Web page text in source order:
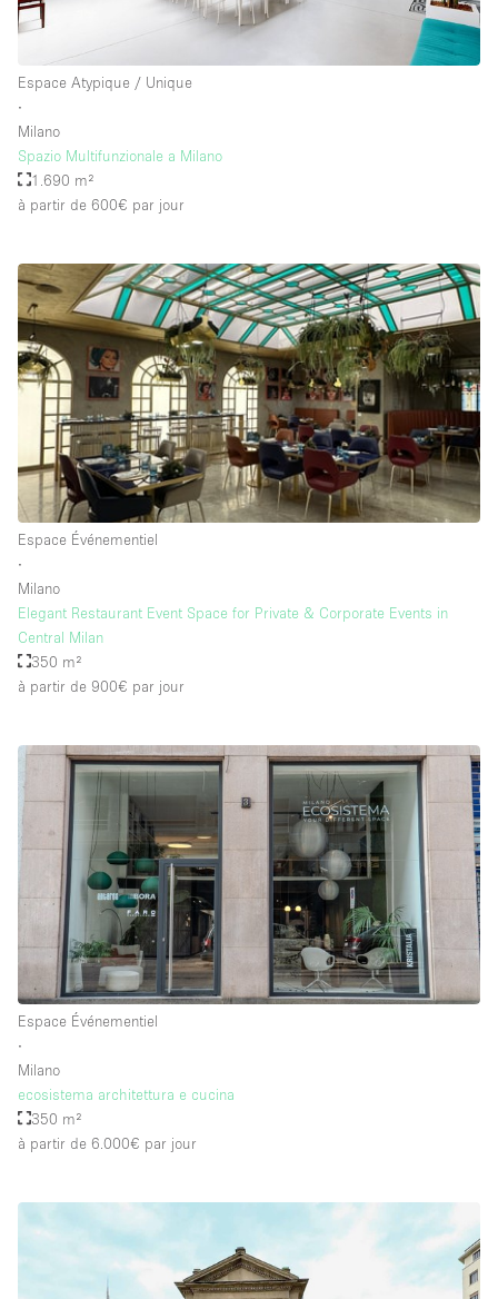
Espace Atypique / Unique
∙
Milano
Spazio Multifunzionale a Milano
1.690 m²
à partir de 600€ par jour
Espace Événementiel
∙
Milano
Elegant Restaurant Event Space for Private & Corporate Events in
Central Milan
350 m²
à partir de 900€ par jour
Espace Événementiel
∙
Milano
ecosistema architettura e cucina
350 m²
à partir de 6.000€ par jour